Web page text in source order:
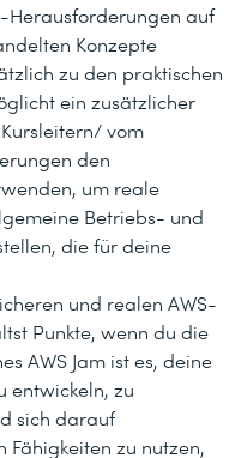
Herausforderungen auf
Konzepte
zu den praktischen
ein zusätzlicher
vom
den
um reale
Betriebs- und
die für deine
und realen AWS-
Punkte, wenn du die
AWS Jam ist es, deine
entwickeln, zu
sich darauf
zu nutzen,